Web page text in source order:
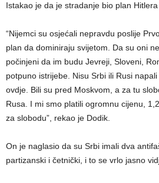
Istakao je da je stradanje bio plan Hitlera
“Nijemci su osjećali nepravdu poslije
plan da dominiraju svijetom. Da su oni
počinjeni da im budu Јevreji, Sloveni,
potpuno istrijebe. Nisu Srbi ili Rusi
ovdje. Bili su pred Moskvom, a za tu
Rusa. I mi smo platili ogromnu cijenu,
za slobodu”, rekao je Dodik.
On je naglasio da su Srbi imali dva
partizanski i četnički, i to se vrlo jasno